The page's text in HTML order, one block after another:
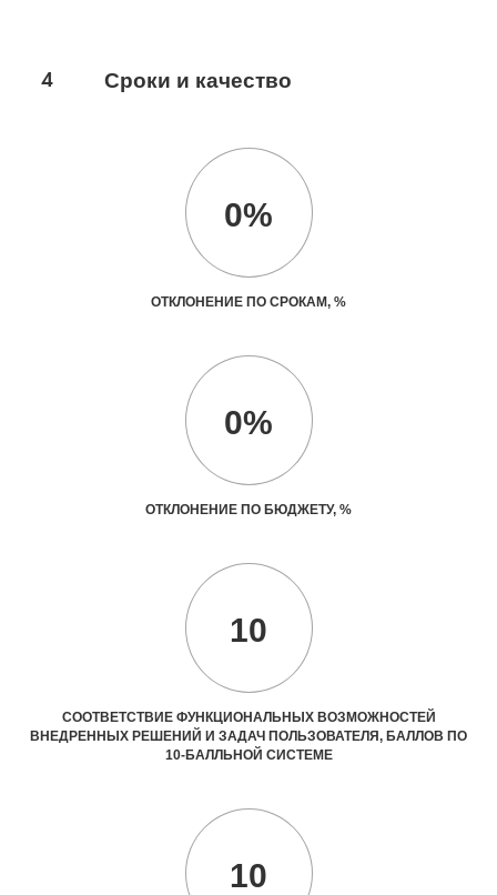
4 Сроки и качество
0%
ОТКЛОНЕНИЕ ПО СРОКАМ, %
0%
ОТКЛОНЕНИЕ ПО БЮДЖЕТУ, %
10
СООТВЕТСТВИЕ ФУНКЦИОНАЛЬНЫХ ВОЗМОЖНОСТЕЙ
ВНЕДРЕННЫХ РЕШЕНИЙ И ЗАДАЧ ПОЛЬЗОВАТЕЛЯ, БАЛЛОВ ПО
10-БАЛЛЬНОЙ СИСТЕМЕ
10